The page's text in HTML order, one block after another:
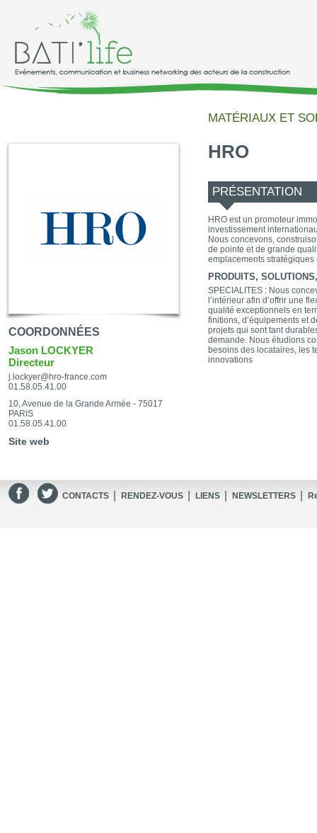
MATÉRIAUX ET
COORDONNÉES
Jason LOCKYER
Directeur
j.lockyer@hro-france.com
01.58.05.41.00
10, Avenue de la Grande Armée - 75017
PARIS
01.58.05.41.00
Site web
HRO
PRÉSENTATION
HRO est un promoteur
investissement
Nous concevons,
de pointe et de grande
emplacements
PRODUITS,
SPECIALITES : Nous
l’intérieur afin d’offrir une
qualité exceptionnels en
finitions, d’équipements et
projets qui sont tant
demande. Nous étudions
besoins des locataires, les
innovations
CONTACTS RENDEZ-VOUS LIENS NEWSLETTERS